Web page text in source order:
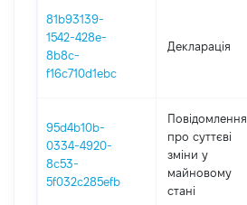
81b93139-
1542-428e-
8b8c-
f16c710d1ebc
Декларація
95d4b10b-
0334-4920-
8c53-
5f032c285efb
Повідомлення
про суттєві
зміни y
майновому
стані